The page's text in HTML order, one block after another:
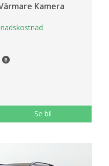
Kamera
Se bil